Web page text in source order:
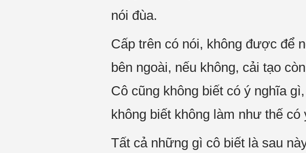
nói đùa.
Cấp trên có nói, không được để
bên ngoài, nếu không, cải tạo
Cô cũng không biết có ý nghĩa
không biết không làm như thế có
Tất cả những gì cô biết là sau